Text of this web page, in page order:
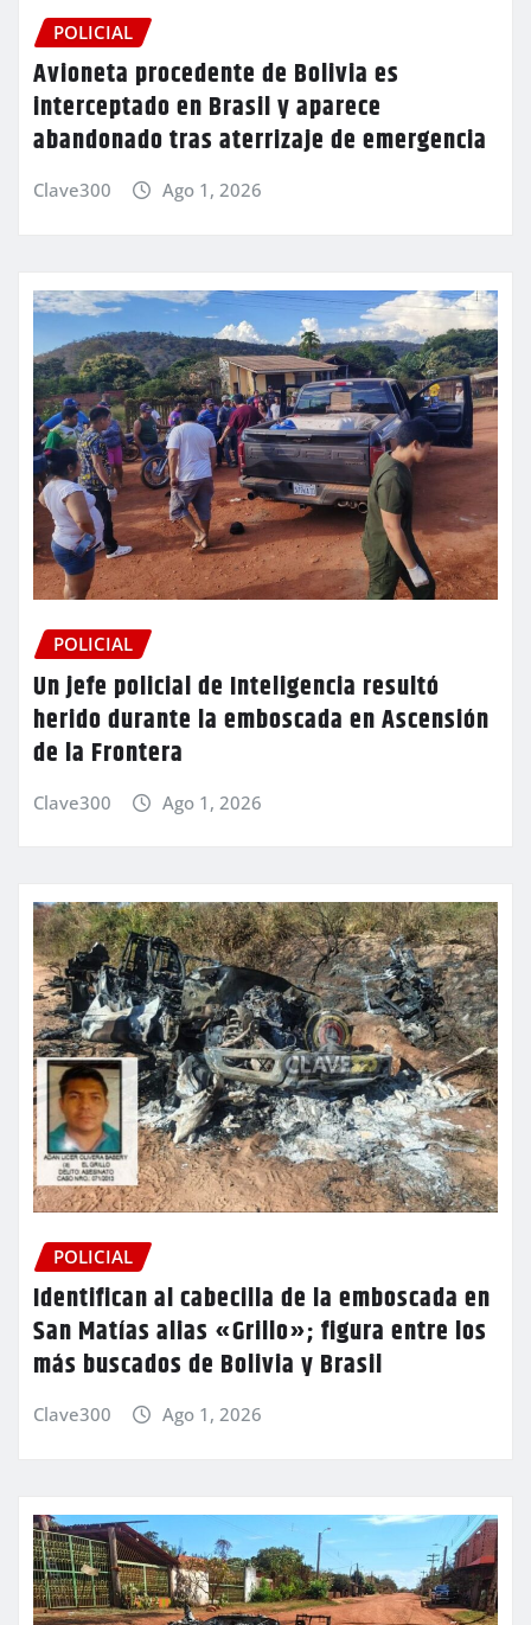
POLICIAL
Avioneta procedente de Bolivia es
interceptado en Brasil y aparece
abandonado tras aterrizaje de emergencia
Clave300 Ago 1, 2026
POLICIAL
Un jefe policial de Inteligencia resultó
herido durante la emboscada en Ascensión
de la Frontera
Clave300 Ago 1, 2026
POLICIAL
Identifican al cabecilla de la emboscada en
San Matías alias «Grillo»; figura entre los
más buscados de Bolivia y Brasil
Clave300 Ago 1, 2026